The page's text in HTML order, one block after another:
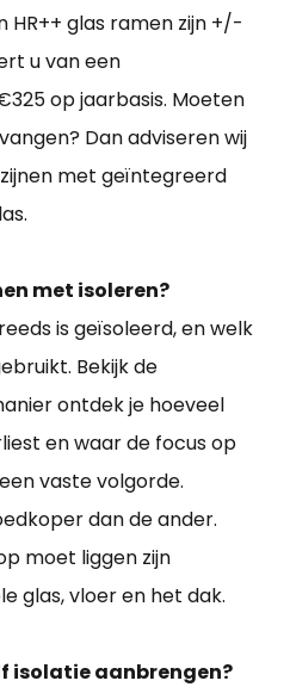
HR++ glas ramen zijn +/-
u van een
op jaarbasis. Moeten
Dan adviseren wij
met geïntegreerd
met isoleren?
is geïsoleerd, en welk
Bekijk de
ontdek je hoeveel
en waar de focus op
vaste volgorde.
dan de ander.
moet liggen zijn
glas, vloer en het dak.
isolatie aanbrengen?